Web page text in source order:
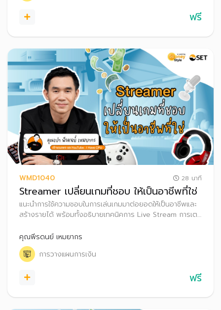
ฟรี
WMD1040 28 นาที
Streamer เปลี่ยนเกมที่ชอบ ให้เป็นอาชีพที่ใช่
แนะนำการใช้ความชอบในการเล่นเกมมาต่อยอดให้เป็นอาชีพและ
สร้างรายได้ พร้อมทั้งอธิบายเทคนิคการ Live Stream การเตรี
ช่องทางต่าง ๆ รวมถึงเทคนิคการวางแผนภาษีสำหรับฟรีแลนซ์
ที่เป็น Streamer
คุณพีรดนย์ เหมยากร
การวางแผนการเงิน
ฟรี